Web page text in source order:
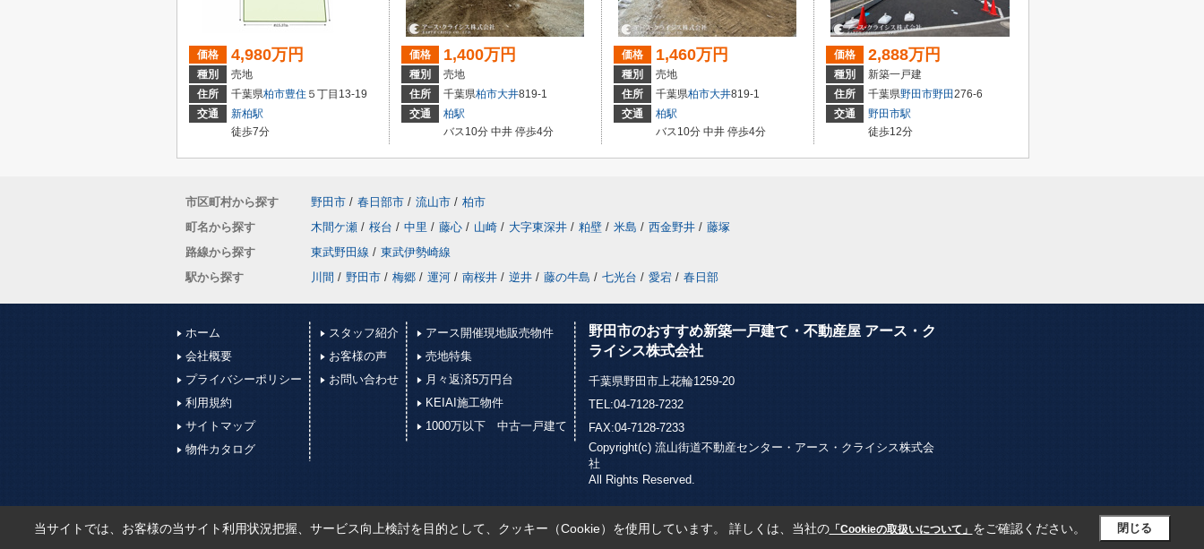
価格 4,980万円
種別
売地
住所
千葉県柏市豊住 ５丁目13-19
交通
新柏駅
徒歩7分
価格 1,400万円
種別
売地
住所
千葉県柏市大井819-1
交通
柏駅
バス10分 中井 停歩4分
価格 1,460万円
種別
売地
住所
千葉県柏市大井819-1
交通
柏駅
バス10分 中井 停歩4分
価格 2,888万円
種別
新築一戸建
住所
千葉県野田市野田276-6
交通
野田市駅
徒歩12分
市区町村から探す 野田市 / 春日部市 / 流山市 / 柏市
町名から探す
木間ケ瀬 / 桜台 / 中里 / 藤心 / 山崎 / 大字東深井 / 粕壁 / 米島 / 西金野井 / 藤塚
路線から探す
東武野田線 / 東武伊勢崎線
駅から探す
川間 / 野田市 / 梅郷 / 運河 / 南桜井 / 逆井 / 藤の牛島 / 七光台 / 愛宕 / 春日部
ホーム
会社概要
プライバシーポリシー
利用規約
サイトマップ
物件カタログ
スタッフ紹介
お客様の声
お問い合わせ
アース開催現地販売物件
売地特集
月々返済5万円台
KEIAI施工物件
1000万以下 中古一戸建て
野田市のおすすめ新築一戸建て・不動産屋 アース・ク
ライシス株式会社
千葉県野田市上花輪1259-20
TEL:04-7128-7232
FAX:04-7128-7233
Copyright(c) 流山街道不動産センター・アース・クライシス株式会
社
All Rights Reserved.
当サイトでは、お客様の当サイト利用状況把握、サービス向上検討を目的として、クッキー（Cookie）を使用しています。 詳しくは、当社の「Cookieの取扱いについて」 をご確認ください。 閉じる